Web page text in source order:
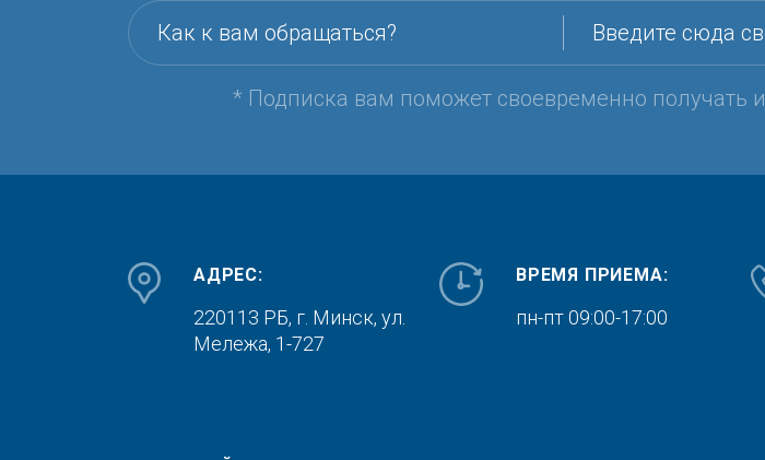
Как к вам обращаться? Введите сюда
* Подписка вам поможет своевременно
АДРЕС:
220113 РБ, г. Минск, ул.
Мележа, 1-727
ВРЕМЯ ПРИЕМА:
пн-пт 09:00-17:00